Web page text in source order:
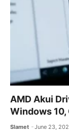
AMD Akui
Windows 10,
Slamet June 23,